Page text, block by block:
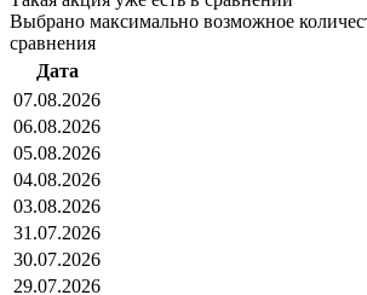
Выбрано максимально возможное
сравнения
Дата
07.08.2026
06.08.2026
05.08.2026
04.08.2026
03.08.2026
31.07.2026
30.07.2026
29.07.2026